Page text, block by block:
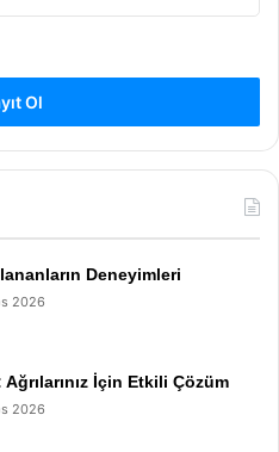
Ol
Deneyimleri
2026
İçin Etkili Çözüm
2026